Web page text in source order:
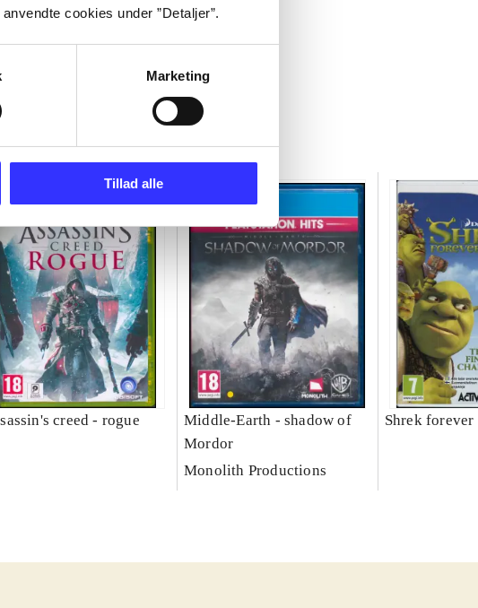
cookies under ”Detaljer”.
Marketing
Tillad alle
creed - rogue
Middle-Earth - shadow of
Mordor
Monolith Productions
Shrek forever